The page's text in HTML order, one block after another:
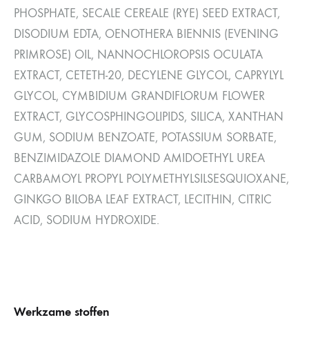
PHOSPHATE, SECALE CEREALE (RYE) SEED EXTRACT,
DISODIUM EDTA, OENOTHERA BIENNIS (EVENING
PRIMROSE) OIL, NANNOCHLOROPSIS OCULATA
EXTRACT, CETETH-20, DECYLENE GLYCOL, CAPRYLYL
GLYCOL, CYMBIDIUM GRANDIFLORUM FLOWER
EXTRACT, GLYCOSPHINGOLIPIDS, SILICA, XANTHAN
GUM, SODIUM BENZOATE, POTASSIUM SORBATE,
BENZIMIDAZOLE DIAMOND AMIDOETHYL UREA
CARBAMOYL PROPYL POLYMETHYLSILSESQUIOXANE,
GINKGO BILOBA LEAF EXTRACT, LECITHIN, CITRIC
ACID, SODIUM HYDROXIDE.
Werkzame stoffen